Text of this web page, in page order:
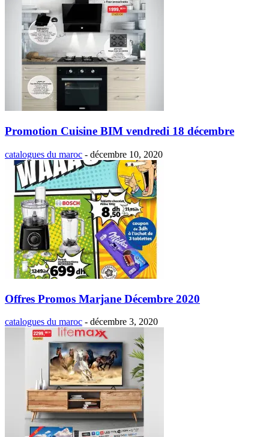
Promotion Cuisine BIM vendredi 18 décembre
catalogues du maroc - décembre 10, 2020
Offres Promos Marjane Décembre 2020
catalogues du maroc - décembre 3, 2020